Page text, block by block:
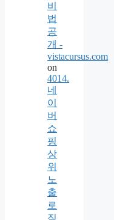
비
법
공
개 -
vistacursus.com
on
4014.
네
이
버
쇼
핑
상
위
노
출
로